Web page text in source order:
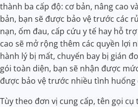
thành ba cấp độ: cơ bản, nâng cao
bản, bạn sẽ được bảo vệ trước các
nạn, ốm đau, cấp cứu y tế hay hỗ
cao sẽ mở rộng thêm các quyền lợi
hành lý bị mất, chuyến bay bị gián
gói toàn diện, bạn sẽ nhận được
được bảo vệ trước nhiều tình huống
Tùy theo đơn vị cung cấp, tên gọi cụ